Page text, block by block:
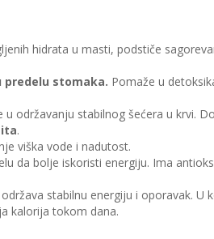
hidrata u masti, podstiče
predelu stomaka. Pomaže u
održavanju stabilnog šećera u krvi.
.
viška vode i nadutost.
da bolje iskoristi energiju. Ima
stabilnu energiju i oporavak. U
kalorija tokom dana.